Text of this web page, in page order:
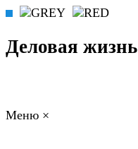
Деловая жизнь
Меню ×